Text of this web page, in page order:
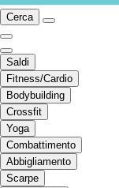
Cerca
Saldi
Fitness/Cardio
Bodybuilding
Crossfit
Yoga
Combattimento
Abbigliamento
Scarpe